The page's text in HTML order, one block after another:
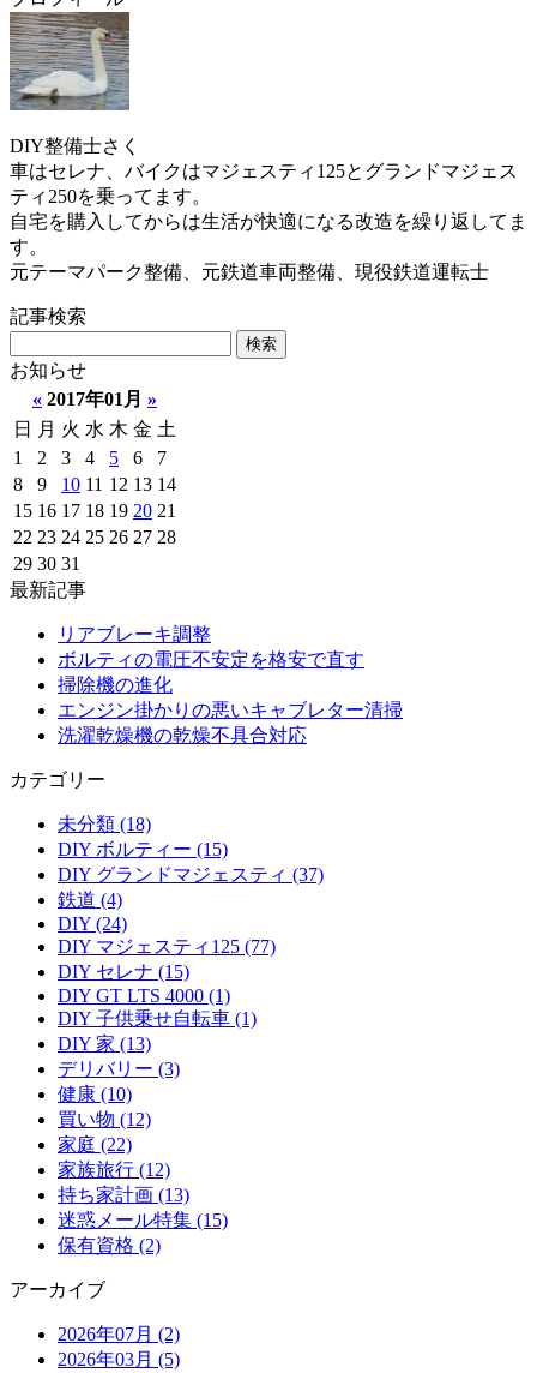
DIY整備士さく
車はセレナ、バイクはマジェスティ125とグランドマジェス
ティ250を乗ってます。
自宅を購入してからは生活が快適になる改造を繰り返してま
す。
元テーマパーク整備、元鉄道車両整備、現役鉄道運転士
記事検索
お知らせ
« 2017年01月 »
日
月 火 水 木 金 土
1
2 3 4 5 6
7
8
9 10 11 12 13 14
15 16 17 18 19 20 21
22 23 24 25 26 27 28
29 30 31
最新記事
リアブレーキ調整
ボルティの電圧不安定を格安で直す
掃除機の進化
エンジン掛かりの悪いキャブレター清掃
洗濯乾燥機の乾燥不具合対応
カテゴリー
未分類 (18)
DIY ボルティー (15)
DIY グランドマジェスティ (37)
鉄道 (4)
DIY (24)
DIY マジェスティ125 (77)
DIY セレナ (15)
DIY GT LTS 4000 (1)
DIY 子供乗せ自転車 (1)
DIY 家 (13)
デリバリー (3)
健康 (10)
買い物 (12)
家庭 (22)
家族旅行 (12)
持ち家計画 (13)
迷惑メール特集 (15)
保有資格 (2)
アーカイブ
2026年07月 (2)
2026年03月 (5)